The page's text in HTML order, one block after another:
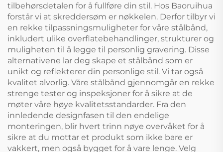
tilbehørsdetalen for å fullføre din stil. Hos Baoruihua
forstår vi at skreddersøm er nøkkelen. Derfor tilbyr vi
en rekke tilpassningsmuligheter for våre stålbånd,
inkludert ulike overflatebehandlinger, strukturer og
muligheten til å legge til personlig gravering. Disse
alternativene lar deg skape et stålbånd som er
unikt og reflekterer din personlige stil. Vi tar også
kvalitet alvorlig. Våre stålbånd gjennomgår en rekke
strenge tester og inspeksjoner for å sikre at de
møter våre høye kvalitetsstandarder. Fra den
innledende designfasen til den endelige
monteringen, blir hvert trinn nøye overvåket for å
sikre at du mottar et produkt som ikke bare er
vakkert, men også bygget for å vare lenge. Velg